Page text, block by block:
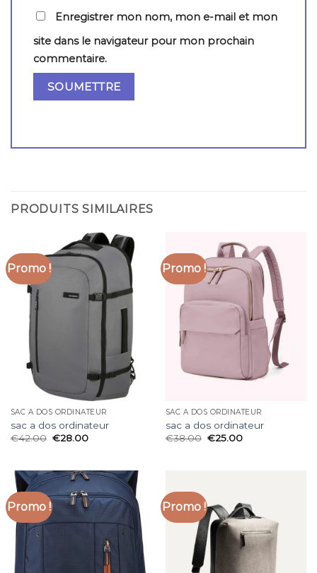
Enregistrer mon nom, mon e-mail et mon
site dans le navigateur pour mon prochain
commentaire.
PRODUITS SIMILAIRES
Promo !
SAC A DOS ORDINATEUR
sac a dos ordinateur
€42.00 €28.00
Promo !
SAC A DOS ORDINATEUR
sac a dos ordinateur
€38.00 €25.00
Promo ! Promo !